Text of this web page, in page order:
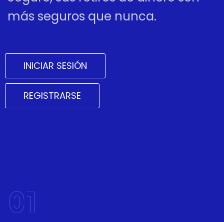
más seguros que nunca.
INICIAR SESIÓN
REGISTRARSE
01